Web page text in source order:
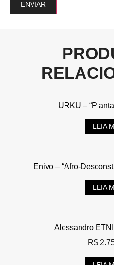
URKU –
LEIA
Enivo – “Afro-
LEIA
Alessandro
R$